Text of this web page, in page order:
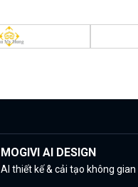
MOGIVI AI DESIGN
AI thiết kế & cải tạo không gian